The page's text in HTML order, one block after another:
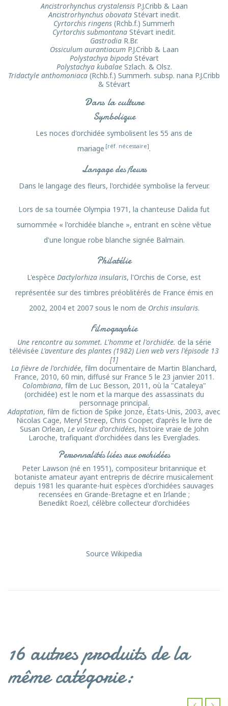
Ancistrorhynchus crystalensisP.J.Cribb & Laan
Ancistrorhynchus obovataStévart inedit.
Cyrtorchis ringens (Rchb.f.) Summerh
Cyrtorchis submontana Stévart inedit.
Gastrodia R.Br.
Ossiculum aurantiacumP.J.Cribb & Laan
Polystachya bipodaStévart
Polystachya kubalaeSzlach. & Olsz.
Tridactyle anthomoniaca (Rchb.f.) Summerh. subsp. nana P.J.Cribb
& Stévart
Dans la culture
Symbolique
Les noces d'orchidée symbolisent les 55 ans de
mariage [réf. nécessaire].
Langage des fleurs
Dans le langage des fleurs, l'orchidée symbolise la ferveur.
Lors de sa tournée Olympia 1971, la chanteuse Dalida fut
surnommée « l'orchidée blanche », entrant en scène vêtue
d'une longue robe blanche signée Balmain.
Philatélie
L'espèce Dactylorhiza insularis, l'Orchis de Corse, est
représentée sur des timbres préoblitérés de France émis en
2002, 2004 et 2007 sous le nom de Orchis insularis.
Filmographie
Une rencontre au sommet. L'homme et l'orchidée. de la série
télévisée L'aventure des plantes (1982) Lien web vers l'épisode 13
[1]
La fièvre de l'orchidée, film documentaire de Martin Blanchard,
France, 2010, 60 min, diffusé sur France 5 le 23 janvier 2011.
Colombiana, film de Luc Besson, 2011, où la "Cataleya"
(orchidée) est le nom et la marque des assassinats du
personnage principal.
Adaptation, film de fiction de Spike Jonze, États-Unis, 2003, avec
Nicolas Cage, Meryl Streep, Chris Cooper, d'après le livre de
Susan Orlean, Le voleur d'orchidées, histoire vraie de John
Laroche, trafiquant d'orchidées dans les Everglades.
Personnalités liées aux orchidées
Peter Lawson (né en 1951), compositeur britannique et
botaniste amateur ayant entrepris de décrire musicalement
depuis 1981 les quarante-huit espèces d'orchidées sauvages
recensées en Grande-Bretagne et en Irlande ;
Benedikt Roezl, célèbre collecteur d'orchidées
Source Wikipedia
16 autres produits de la
même catégorie: